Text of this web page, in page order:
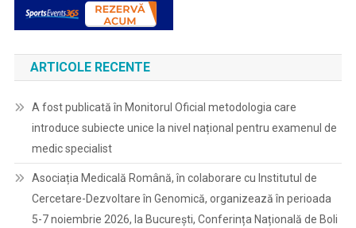
ARTICOLE RECENTE
A fost publicată în Monitorul Oficial metodologia care
introduce subiecte unice la nivel național pentru examenul de
medic specialist
Asociația Medicală Română, în colaborare cu Institutul de
Cercetare-Dezvoltare în Genomică, organizează în perioada
5-7 noiembrie 2026, la București, Conferința Națională de Boli